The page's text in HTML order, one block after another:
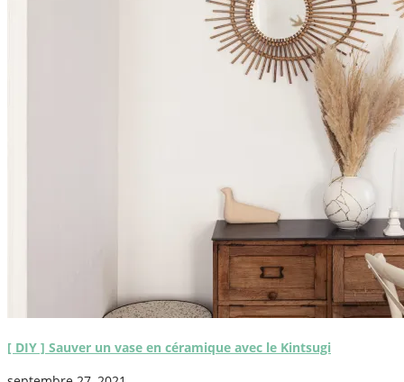
[ DIY ] Sauver un vase en céramique avec le Kintsugi